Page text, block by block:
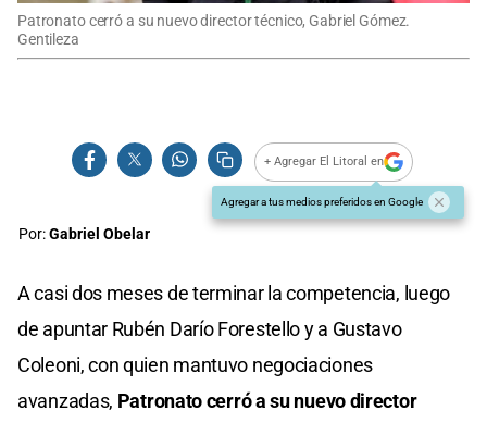
Patronato cerró a su nuevo director técnico, Gabriel Gómez.
Gentileza
+ Agregar El Litoral en
Agregar a tus medios preferidos en Google
Por:Gabriel Obelar
A casi dos meses de terminar la competencia, luego
de apuntar Rubén Darío Forestello y a Gustavo
Coleoni, con quien mantuvo negociaciones
avanzadas, Patronato cerró a su nuevo director